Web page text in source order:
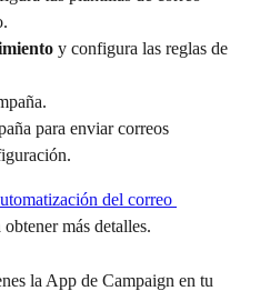
y configura las reglas de
para enviar correos
del correo
obtener más detalles.
la App de Campaign en tu